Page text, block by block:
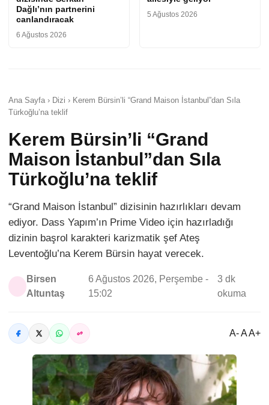
Dağlı’nın partnerini
canlandıracak
6 Ağustos 2026
5 Ağustos 2026
Ana Sayfa › Dizi › Kerem Bürsin’li “Grand Maison İstanbul”dan Sıla
Türkoğlu’na teklif
Kerem Bürsin’li “Grand
Maison İstanbul”dan Sıla
Türkoğlu’na teklif
“Grand Maison İstanbul” dizisinin hazırlıkları devam
ediyor. Dass Yapım’ın Prime Video için hazırladığı
dizinin başrol karakteri karizmatik şef Ateş
Leventoğlu’na Kerem Bürsin hayat verecek.
Birsen
Altuntaş
6 Ağustos 2026, Perşembe -
15:02
3 dk
okuma
A- A A+